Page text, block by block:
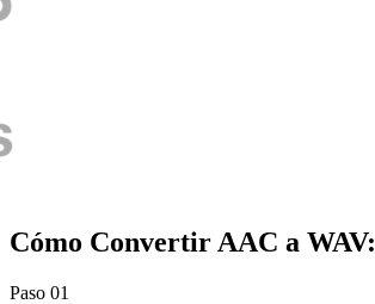
Cómo Convertir AAC a WAV:
Paso 01